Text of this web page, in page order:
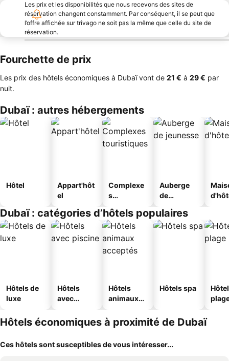
Les prix et les disponibilités que nous recevons des sites de
réservation changent constamment. Par conséquent, il se peut que
l’offre affichée sur trivago ne soit pas la même que celle du site de
réservation.
Fourchette de prix
Les prix des hôtels économiques à Dubaï vont de ‎21 € à ‎29 € par
nuit.
Dubaï : autres hébergements
Hôtel
Appart'hôt
el
Complexe
s
s
Auberge
de
Dubaï : catégories d’hôtels populaires
Hôtels de
luxe
Hôtels
avec
Hôtels
animaux
Hôtels spa
Hôtels économiques à proximité de Dubaï
Ces hôtels sont susceptibles de vous intéresser...